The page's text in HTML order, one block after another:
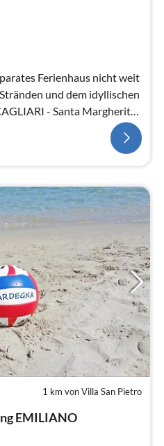
Ferienhaus nicht weit
und dem idyllischen
- Santa Margherita
1 km von Villa San Pietro
EMILIANO